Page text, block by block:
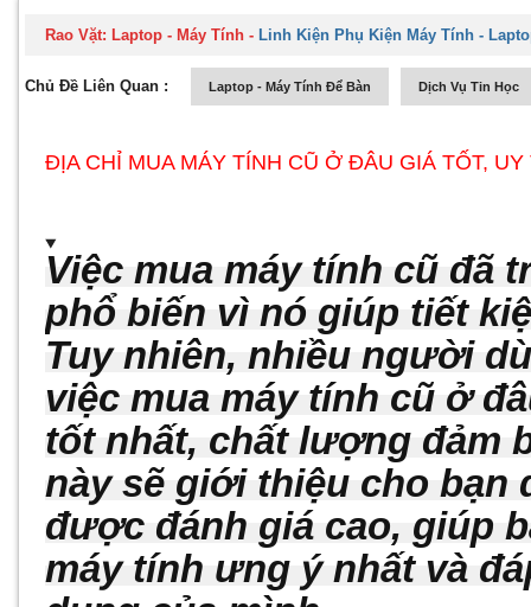
Rao Vặt: Laptop - Máy Tính - Linh Kiện Phụ Kiện Máy Tính -
Chủ Đề Liên Quan : Laptop - Máy Tính Để Bàn Dịch Vụ Tin Học
ĐỊA CHỈ MUA MÁY TÍNH CŨ Ở ĐÂU GIÁ TỐT, UY
Việc mua máy tính cũ đã
phổ biến vì nó giúp tiết
Tuy nhiên, nhiều người
việc mua máy tính cũ ở
tốt nhất, chất lượng đảm
này sẽ giới thiệu cho bạn
được đánh giá cao, giúp
máy tính ưng ý nhất và